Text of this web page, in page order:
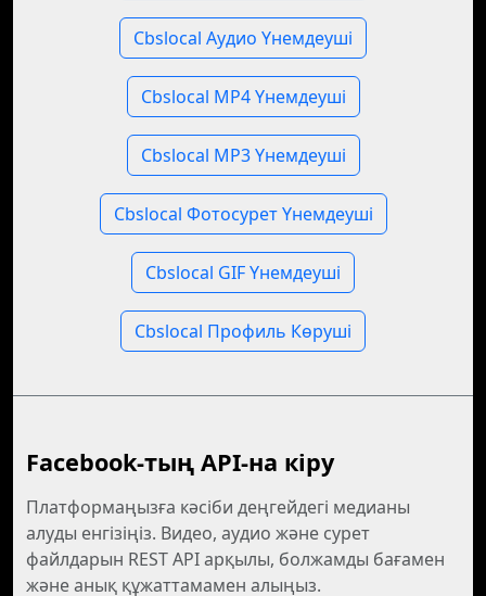
Cbslocal Аудио Үнемдеуші
Cbslocal MP4 Үнемдеуші
Cbslocal MP3 Үнемдеуші
Cbslocal Фотосурет Үнемдеуші
Cbslocal GIF Үнемдеуші
Cbslocal Профиль Көруші
Facebook-тың API-на кіру
Платформаңызға кәсіби деңгейдегі медианы
алуды енгізіңіз. Видео, аудио және сурет
файлдарын REST API арқылы, болжамды бағамен
және анық құжаттамамен алыңыз.